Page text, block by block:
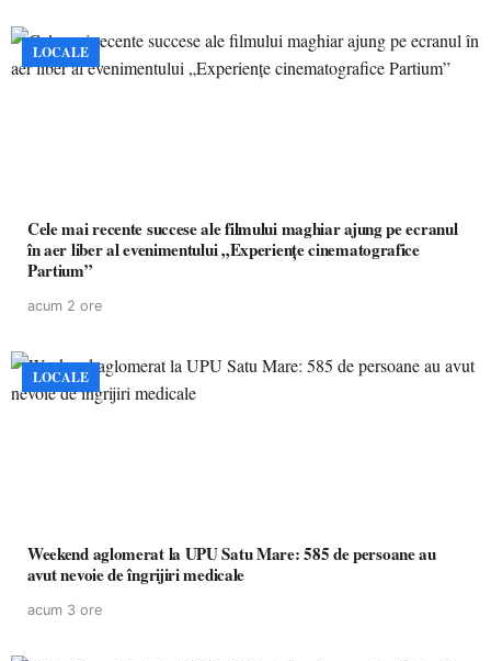
LOCALE
Cele mai recente succese ale filmului maghiar ajung pe ecranul
în aer liber al evenimentului „Experiențe cinematografice
Partium”
acum 2 ore
LOCALE
Weekend aglomerat la UPU Satu Mare: 585 de persoane au
avut nevoie de îngrijiri medicale
acum 3 ore